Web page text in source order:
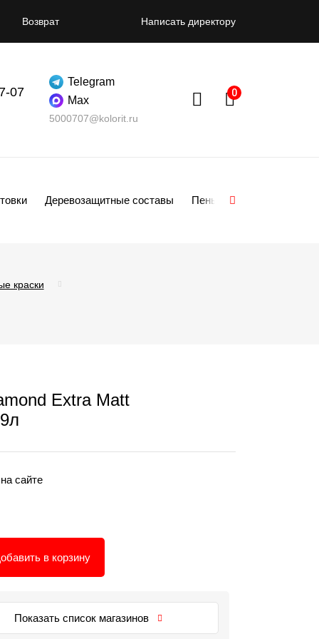
Возврат Написать директору
07
Telegram
Max
5000707@kolorit.ru
Деревозащитные составы Пены
краски
Extra Matt
сайте
в корзину
Показать список магазинов